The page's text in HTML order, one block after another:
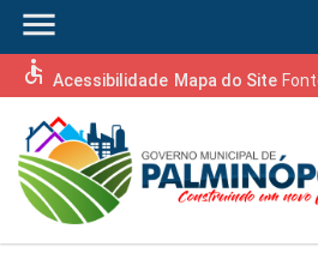
menu
accessible Acessibilidade Mapa do Site